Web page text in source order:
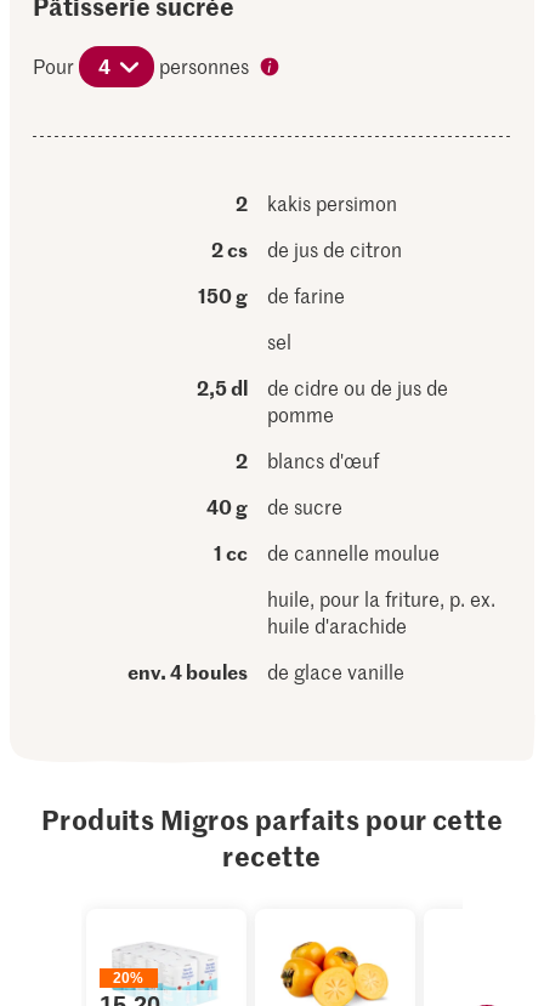
Pour 4 personnes
2
kakis persimon
2 cs
de jus de citron
150 g
de farine
sel
2,5 dl
de cidre ou de jus de
pomme
2
blancs d'œuf
40 g
de sucre
1 cc
de cannelle moulue
huile, pour la friture, p. ex.
huile d'arachide
env. 4 boules
de glace vanille
Produits Migros parfaits pour cette
recette
20%